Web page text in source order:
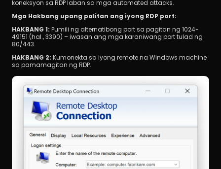
koneksyon sa RDP laban sa mga automated attacks.
Mga Hakbang upang palitan ang iyong RDP port:
HAKBANG 1: Pumili ng alternatibong port sa pagitan ng 1024-
49151 (hal., 3390) – iwasan ang mga karaniwang port tulad ng
80/443.
HAKBANG 2: Kumonekta sa iyong remote na Windows machine
sa pamamagitan ng RDP.